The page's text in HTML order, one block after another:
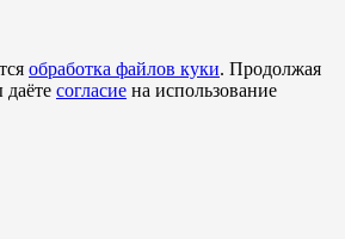
обработка файлов куки. Продолжая
даёте согласие на использование